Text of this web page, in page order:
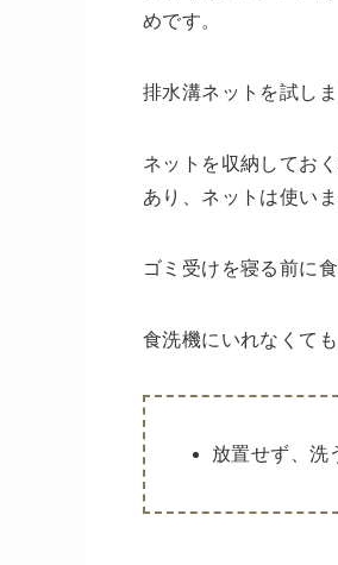
めです。
排水溝ネットを試し
ネットを収納してお
あり、ネットは使いま
ゴミ受けを寝る前に
食洗機にいれなくて
放置せず、洗